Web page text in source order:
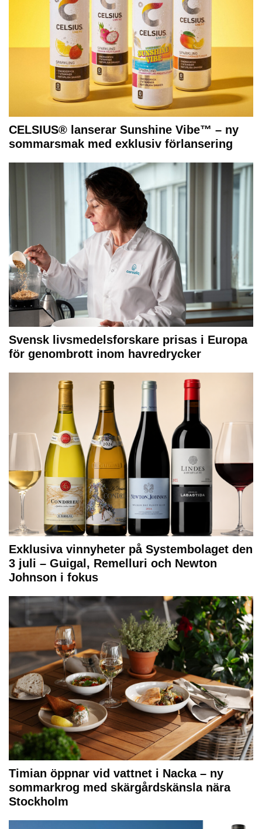
CELSIUS® lanserar Sunshine Vibe™ – ny
sommarsmak med exklusiv förlansering
Svensk livsmedelsforskare prisas i Europa
för genombrott inom havredrycker
Exklusiva vinnyheter på Systembolaget den
3 juli – Guigal, Remelluri och Newton
Johnson i fokus
Timian öppnar vid vattnet i Nacka – ny
sommarkrog med skärgårdskänsla nära
Stockholm